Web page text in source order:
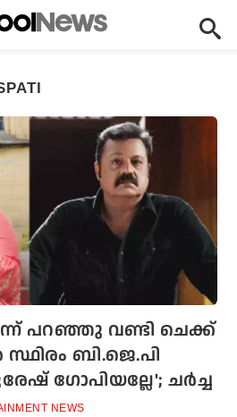
പറഞ്ഞു വണ്ടി ചെക്ക്
ബി.ജെ.പി
ഗോപിയല്ലേ'; ചര്‍ച്ച
NEWS